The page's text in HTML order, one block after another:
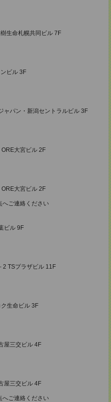
生命札幌共同ビル 7F
ビル 3F
ャパン・新潟セントラルビル 3F
大宮ビル 2F
大宮ビル 2F
ご連絡ください
ビル 9F
2 TSプラザビル 11F
生命ビル 3F
屋三交ビル 4F
屋三交ビル 4F
ご連絡ください